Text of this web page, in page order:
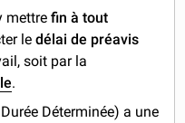
mettre fin à tout
ledélai de préavis
soit par la
.
Déterminée) a une